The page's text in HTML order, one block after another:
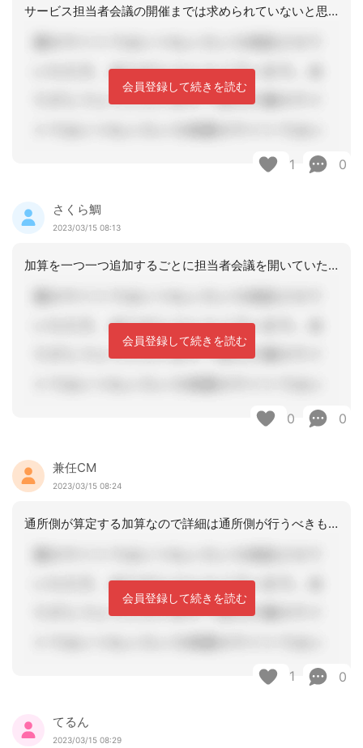
サービス担当者会議の開催までは求められていないと思います。短期間にデイサービスの
会員登録して続きを読む
1 0
さくら鯛
2023/03/15 08:13
加算を一つ一つ追加するごとに担当者会議を開いていたら、これも手間になってしまいま
会員登録して続きを読む
0 0
兼任CM
2023/03/15 08:24
通所側が算定する加算なので詳細は通所側が行うべきものです。ケアマネとしては、その
会員登録して続きを読む
1 0
てるん
2023/03/15 08:29